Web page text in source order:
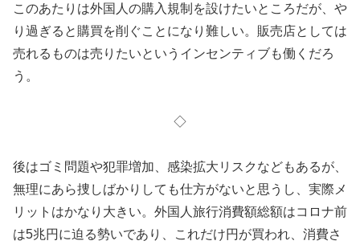
このあたりは外国人の購入規制を設けたいところだが、や
り過ぎると購買を削ぐことになり難しい。販売店としては
売れるものは売りたいというインセンティブも働くだろ
う。
◇
後はゴミ問題や犯罪増加、感染拡大リスクなどもあるが、
無理にあら捜しばかりしても仕方がないと思うし、実際メ
リットはかなり大きい。外国人旅行消費額総額はコロナ前
は5兆円に迫る勢いであり、これだけ円が買われ、消費さ